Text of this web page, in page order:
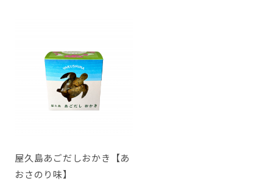
屋久島あごだしおかき【あ
おさのり味】